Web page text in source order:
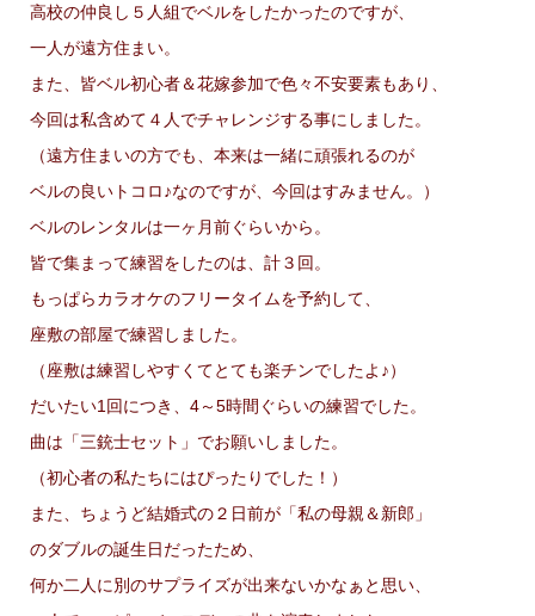
高校の仲良し５人組でベルをしたかったのですが、
一人が遠方住まい。
また、皆ベル初心者＆花嫁参加で色々不安要素もあり、
今回は私含めて４人でチャレンジする事にしました。
（遠方住まいの方でも、本来は一緒に頑張れるのが
ベルの良いトコロ♪なのですが、今回はすみません。）
ベルのレンタルは一ヶ月前ぐらいから。
皆で集まって練習をしたのは、計３回。
もっぱらカラオケのフリータイムを予約して、
座敷の部屋で練習しました。
（座敷は練習しやすくてとても楽チンでしたよ♪）
だいたい1回につき、4～5時間ぐらいの練習でした。
曲は「三銃士セット」でお願いしました。
（初心者の私たちにはぴったりでした！）
また、ちょうど結婚式の２日前が「私の母親＆新郎」
のダブルの誕生日だったため、
何か二人に別のサプライズが出来ないかなぁと思い、